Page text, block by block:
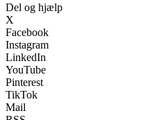
Del og hjælp
X
Facebook
Instagram
LinkedIn
YouTube
Pinterest
TikTok
Mail